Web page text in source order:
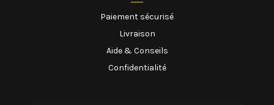
Paiement sécurisé
Livraison
Aide & Conseils
Confidentialité